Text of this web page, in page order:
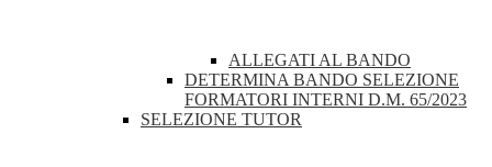
ALLEGATI AL BANDO
DETERMINA BANDO SELEZIONE
FORMATORI INTERNI D.M. 65/2023
SELEZIONE TUTOR